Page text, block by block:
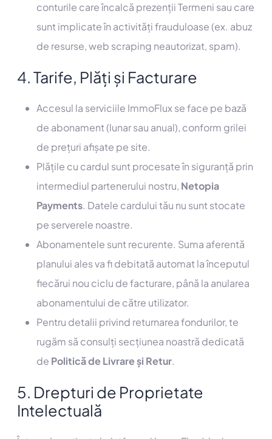
conturile care încalcă prezenții Termeni sau care
sunt implicate în activități frauduloase (ex. abuz
de resurse, web scraping neautorizat, spam).
4. Tarife, Plăți și Facturare
Accesul la serviciile ImmoFlux se face pe bază
de abonament (lunar sau anual), conform grilei
de prețuri afișate pe site.
Plățile cu cardul sunt procesate în siguranță prin
intermediul partenerului nostru, Netopia
Payments. Datele cardului tău nu sunt stocate
pe serverele noastre.
Abonamentele sunt recurente. Suma aferentă
planului ales va fi debitată automat la începutul
fiecărui nou ciclu de facturare, până la anularea
abonamentului de către utilizator.
Pentru detalii privind returnarea fondurilor, te
rugăm să consulți secțiunea noastră dedicată
de Politică de Livrare și Retur.
5. Drepturi de Proprietate
Intelectuală